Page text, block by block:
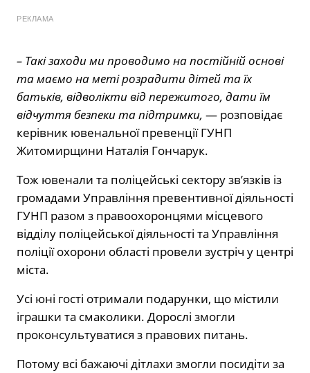
РЕКЛАМА
– Такі заходи ми проводимо на постійній основі
та маємо на меті розрадити дітей та їх
батьків, відволікти від пережитого, дати їм
відчуття безпеки та підтримки, — розповідає
керівник ювенальної превенції ГУНП
Житомирщини Наталія Гончарук.
Тож ювенали та поліцейські сектору зв’язків із
громадами Управління превентивної діяльності
ГУНП разом з правоохоронцями місцевого
відділу поліцейської діяльності та Управління
поліції охорони області провели зустріч у центрі
міста.
Усі юні гості отримали подарунки, що містили
іграшки та смаколики. Дорослі змогли
проконсультуватися з правових питань.
Потому всі бажаючі дітлахи змогли посидіти за